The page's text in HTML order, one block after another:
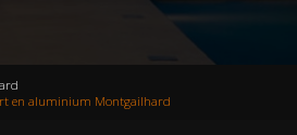
en aluminium Montgailhard